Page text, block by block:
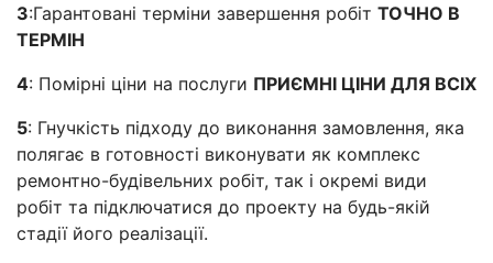
3:Гарантовані терміни завершення робіт ТОЧНО В
ТЕРМІН
4: Помірні ціни на послуги ПРИЄМНІ ЦІНИ ДЛЯ ВСІХ
5: Гнучкість підходу до виконання замовлення, яка
полягає в готовності виконувати як комплекс
ремонтно-будівельних робіт, так і окремі види
робіт та підключатися до проекту на будь-якій
стадії його реалізації.